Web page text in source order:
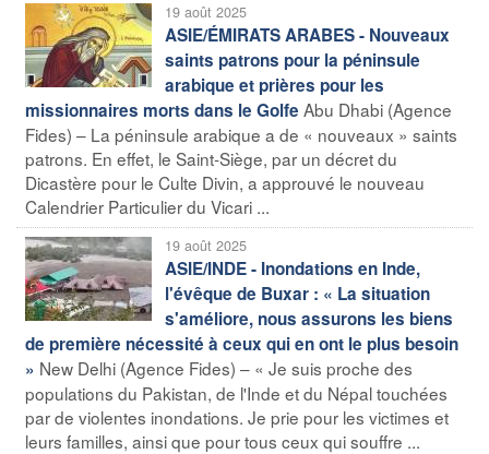
19 août 2025
ASIE/ÉMIRATS ARABES - Nouveaux
saints patrons pour la péninsule
arabique et prières pour les
missionnaires morts dans le Golfe Abu Dhabi (Agence
Fides) – La péninsule arabique a de « nouveaux » saints
patrons. En effet, le Saint-Siège, par un décret du
Dicastère pour le Culte Divin, a approuvé le nouveau
Calendrier Particulier du Vicari ...
19 août 2025
ASIE/INDE - Inondations en Inde,
l'évêque de Buxar : « La situation
s'améliore, nous assurons les biens
de première nécessité à ceux qui en ont le plus besoin
» New Delhi (Agence Fides) – « Je suis proche des
populations du Pakistan, de l'Inde et du Népal touchées
par de violentes inondations. Je prie pour les victimes et
leurs familles, ainsi que pour tous ceux qui souffre ...